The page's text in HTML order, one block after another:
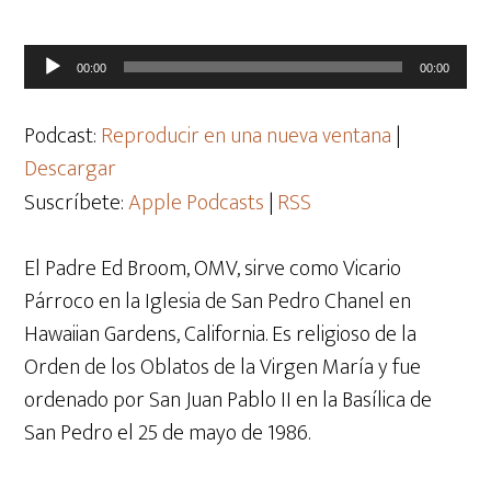
Reproductor
de
audio
00:00 00:00
Podcast:Reproducir en una nueva ventana|
Descargar
Suscríbete:Apple Podcasts|RSS
El Padre Ed Broom, OMV, sirve como Vicario
Párroco en la Iglesia de San Pedro Chanel en
Hawaiian Gardens, California. Es religioso de la
Orden de los Oblatos de la Virgen María y fue
ordenado por San Juan Pablo II en la Basílica de
San Pedro el 25 de mayo de 1986.